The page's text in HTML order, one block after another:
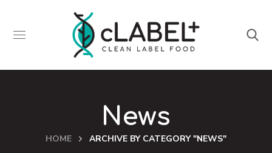
News
HOME ARCHIVE BY CATEGORY "NEWS"